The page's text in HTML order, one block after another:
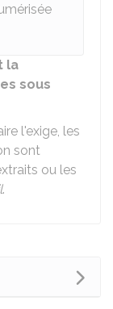
la
sous
l'exige, les
sont
ou les
.